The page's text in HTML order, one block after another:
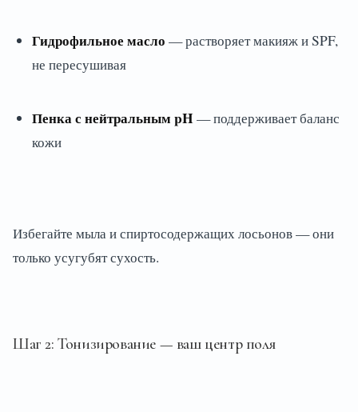
Гидрофильное масло — растворяет макияж и SPF,
не пересушивая
Пенка с нейтральным pH— поддерживает баланс
кожи
Избегайте мыла и спиртосодержащих лосьонов — они
только усугубят сухость.
Шаг 2: Тонизирование — ваш центр поля